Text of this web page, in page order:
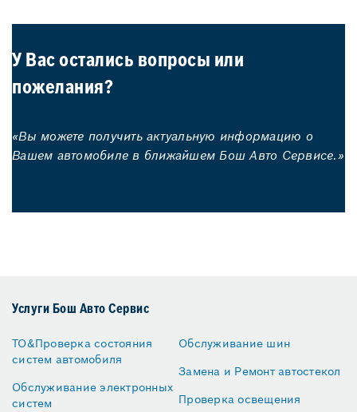
У Вас остались вопросы или
пожелания?
«Вы можете получить актуальную информацию о
Вашем автомобиле в ближайшем Бош Авто Сервисе.»
Услуги Бош Авто Сервис
ТО&Проверка состояния
систем автомобиля
Обслуживание электронных
систем
Обслуживание шин
Замена и Ремонт автостекол
Проверка освещения